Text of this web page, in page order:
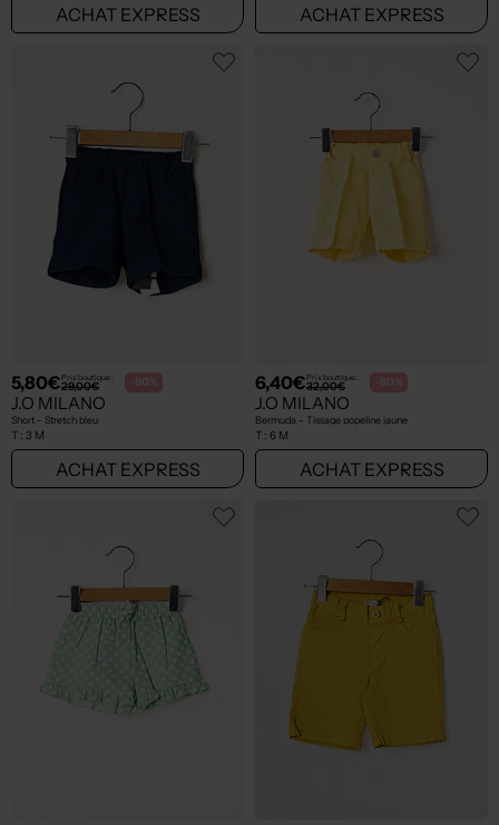
ACHAT EXPRESS ACHAT EXPRESS
5,80€Prix boutique :
29,00€ -80%
J.O MILANO
Short - Stretch bleu
T : 3 M
ACHAT EXPRESS
6,40€Prix boutique :
32,00€ -80%
J.O MILANO
Bermuda - Tissage popeline jaune
T : 6 M
ACHAT EXPRESS